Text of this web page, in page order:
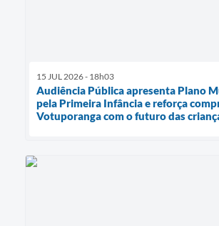
15 JUL 2026 - 18h03
Audiência Pública apresenta Plano
pela Primeira Infância e reforça
Votuporanga com o futuro das